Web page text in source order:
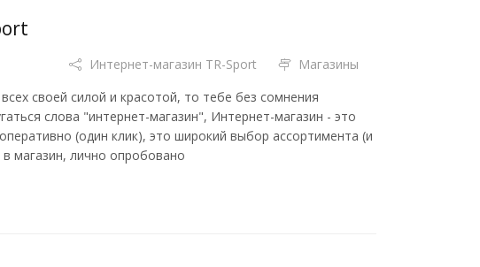
Интернет-магазин TR-Sport
Магазины
своей силой и красотой, то тебе без сомнения
слова "интернет-магазин", Интернет-магазин - это
(один клик), это широкий выбор ассортимента (и
в магазин, лично опробовано